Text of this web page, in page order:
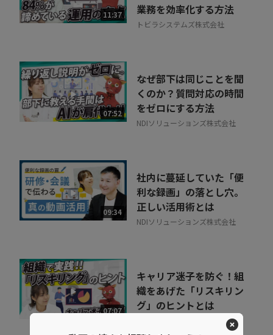
11:37
業務を効率化する方法
トビラシステムズ株式会社
07:52
なぜ部下は同じことを聞
くのか？質問対応の時間
をゼロにする方法
NDIソリューションズ株式会社
09:34
社内に蔓延していた「便
利な録画」の落とし穴。
正しい活用術とは
NDIソリューションズ株式会社
07:07
キャリア迷子を防ぐ！組
織をあげた「リスキリン
グ」のヒントとは
株式会社ベネッセコーポレーシ